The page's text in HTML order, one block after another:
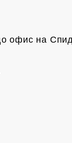
офис на